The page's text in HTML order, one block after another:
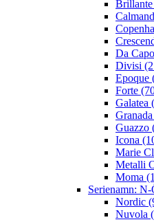
Da
Divisi
Epoque
Forte
Galatea
Guazzo
Icona
Marie
Metalli
Moma
Serienamn: N-
Nordic
Nuvola